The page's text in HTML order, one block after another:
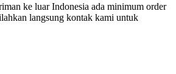
ke luar Indonesia ada minimum order
langsung kontak kami untuk